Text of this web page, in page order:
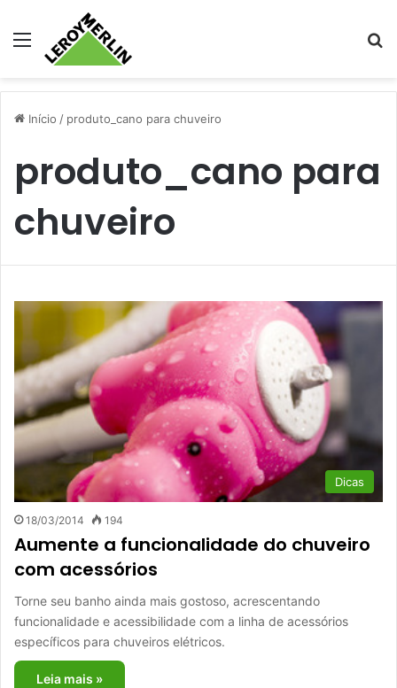
Menu
Início / produto_cano para chuveiro
produto_cano para
chuveiro
Dicas
18/03/2014 194
Aumente a funcionalidade do chuveiro
com acessórios
Torne seu banho ainda mais gostoso, acrescentando
funcionalidade e acessibilidade com a linha de acessórios
específicos para chuveiros elétricos.
Leia mais »